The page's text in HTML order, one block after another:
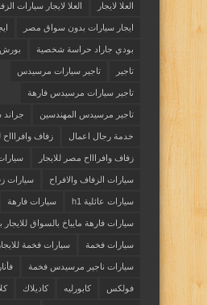
العلا لايجار العلا لايجار سيارات
ايجار سيارات بدون سواق مصر
بودي جاراد حراسة شخصية بورش
تاجير تاجير سيارات مرسيدس
تاجير سيارات مرسيدس فارهة
تاجير مرسيدس المهندسين
خدمة رجال اعمال زفاف وافراااح
زفاف وافراااح مصر للايجار
سيارات الزفاف والافراح سيارات
سيارات عائلية h1 سيارات فارهة
سيارات فارهة مايباخ بالسواق للايجار
سيارات فخمة سيارات فخمة للايجار
سيارات ناجير مرسيدس فخمة
فولكس كابورليه كاديلاك